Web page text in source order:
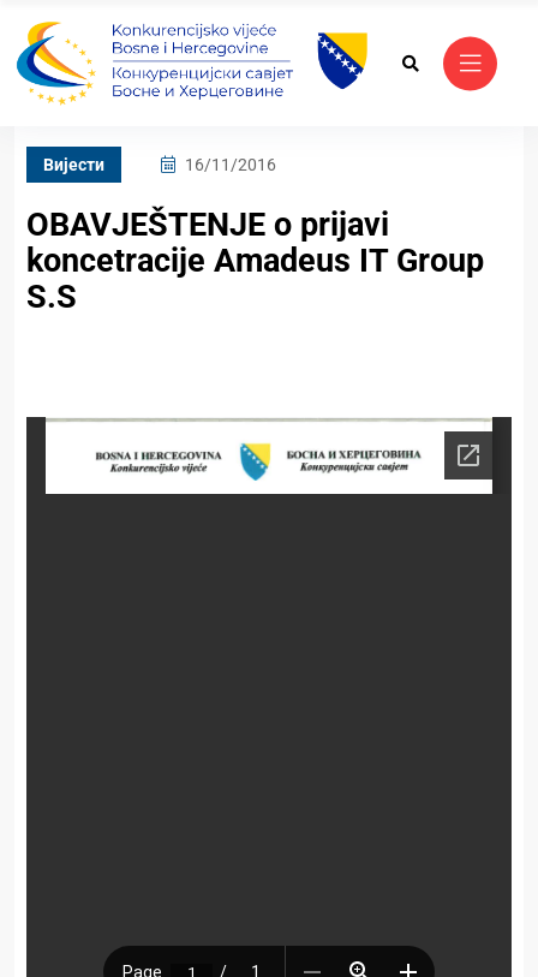
Вијести 16/11/2016
OBAVJEŠTENJE o prijavi
koncetracije Amadeus IT Group
S.S